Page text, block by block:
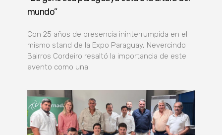
mundo”
Con 25 años de presencia ininterrumpida en el
mismo stand de la Expo Paraguay, Nevercindo
Bairros Cordeiro resaltó la importancia de este
evento como una